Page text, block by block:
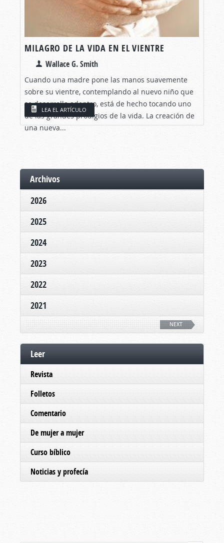
MILAGRO DE LA VIDA EN EL VIENTRE
Wallace G. Smith
Cuando una madre pone las manos suavemente
sobre su vientre, contemplando al nuevo niño que
se desarrolla adentro, está de hecho tocando uno
de las grandes prodigios de la vida. La creación de
una nueva...
LEA EL ARTÍCULO
Archivos
2026
2025
2024
2023
2022
2021
NEXT
Leer
Revista
Folletos
Comentario
De mujer a mujer
Curso bíblico
Noticias y profecía